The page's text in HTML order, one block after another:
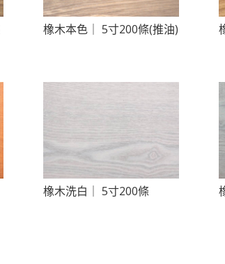
橡木本色｜ 5寸200條(推油)
橡木洗白｜ 5寸200條